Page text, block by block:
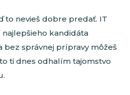
to nevieš dobre predať. IT
kandidáta
správnej prípravy môžeš
ti dnes odhalím tajomstvo